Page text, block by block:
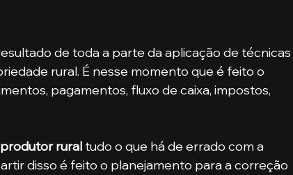
de toda a parte da aplicação de técnicas
rural. É nesse momento que é feito o
pagamentos, fluxo de caixa, impostos,
produtor rural tudo o que há de errado com a
disso é feito o planejamento para a correção